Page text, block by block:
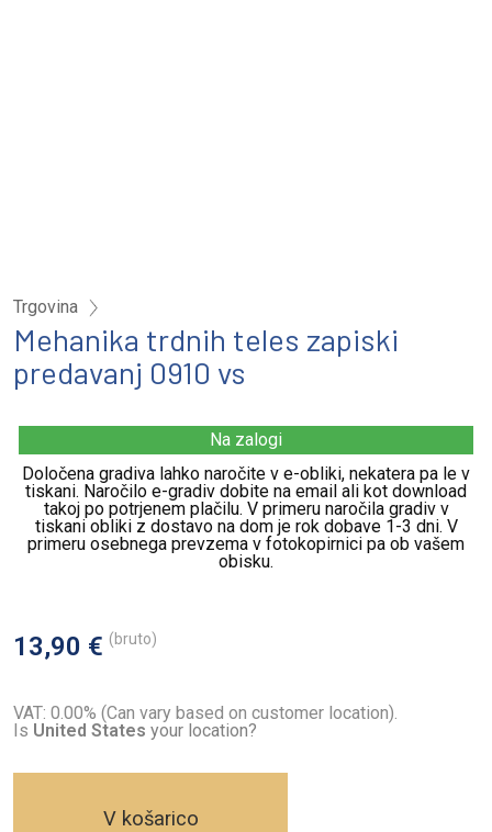
Trgovina
Mehanika trdnih teles zapiski
predavanj 0910 vs
Na zalogi
Določena gradiva lahko naročite v e-obliki, nekatera pa le v
tiskani. Naročilo e-gradiv dobite na email ali kot download
takoj po potrjenem plačilu. V primeru naročila gradiv v
tiskani obliki z dostavo na dom je rok dobave 1-3 dni. V
primeru osebnega prevzema v fotokopirnici pa ob vašem
obisku.
13,90 € (bruto)
VAT: 0.00% (Can vary based on customer location).
Is United States your location?
V košarico